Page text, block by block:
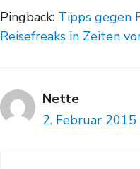
Pingback: Tipps gegen
Reisefreaks in Zeiten
Nette
2. Februar